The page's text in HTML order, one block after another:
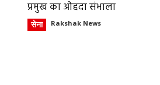
प्रमुख का ओहदा संभाला
सेना Rakshak News